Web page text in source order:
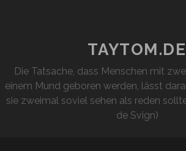
TAYTOM.DE
Die Tatsache, dass Menschen mit
einem Mund geboren werden, lässt
sie zweimal soviel sehen als reden
de Svign)